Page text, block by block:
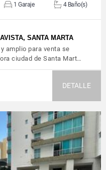
1 Garaje 4 Baño(s)
SANTA MARTA
amplio para venta se
ciudad de Santa Mart…
DETALLE